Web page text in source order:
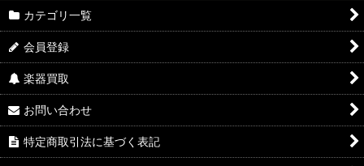
カテゴリ一覧
会員登録
楽器買取
お問い合わせ
特定商取引法に基づく表記